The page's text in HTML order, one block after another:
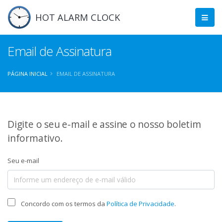
HOT ALARM CLOCK
Email de Assinatura
PÁGINA INICIAL EMAIL DE ASSINATURA
Digite o seu e-mail e assine o nosso boletim
informativo.
Seu e-mail
Concordo com os termos da Política de Privacidade.